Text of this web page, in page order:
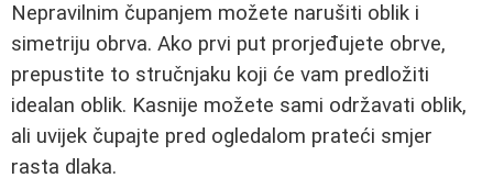
Nepravilnim čupanjem možete narušiti oblik i
simetriju obrva. Ako prvi put prorjeđujete obrve,
prepustite to stručnjaku koji će vam predložiti
idealan oblik. Kasnije možete sami održavati oblik,
ali uvijek čupajte pred ogledalom prateći smjer
rasta dlaka.